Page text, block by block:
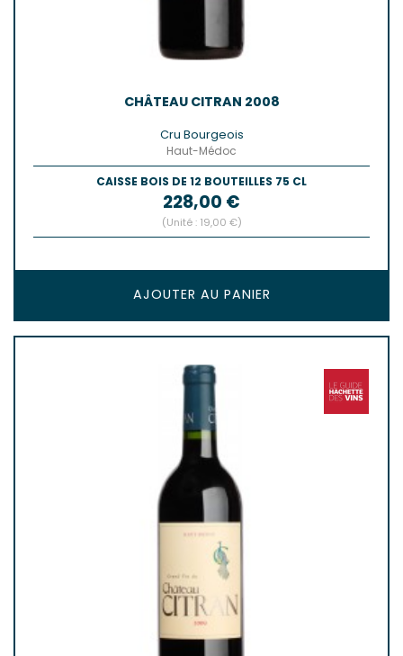
CHÂTEAU CITRAN 2008
Cru Bourgeois
Haut-Médoc
CAISSE BOIS DE 12 BOUTEILLES 75 CL
Prix
228,00 €
(Unité : 19,00 €)
AJOUTER AU PANIER